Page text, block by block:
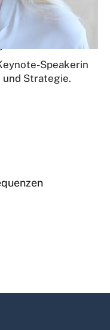
Speakerin
und Strategie.